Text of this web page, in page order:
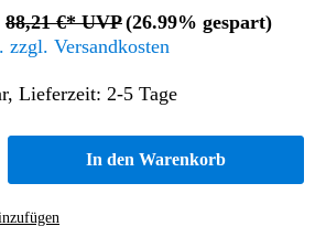
88,21 €* UVP(26.99% gespart)
Versandkosten
Lieferzeit: 2-5 Tage
In den Warenkorb